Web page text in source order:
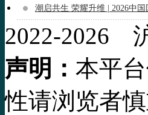
潮启共生 荣耀升维 | 2026中
2022-2026
声明： 本平
性请浏览者